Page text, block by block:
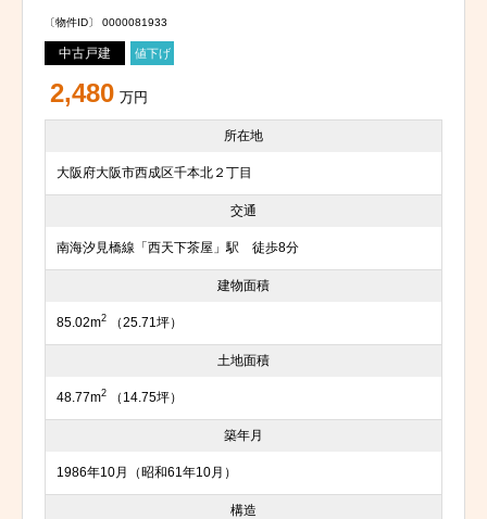
〔物件ID〕 0000081933
中古戸建 値下げ
2,480 万円
所在地
大阪府大阪市西成区千本北２丁目
交通
南海汐見橋線「西天下茶屋」駅 徒歩8分
建物面積
85.02m2 （25.71坪）
土地面積
48.77m2 （14.75坪）
築年月
1986年10月（昭和61年10月）
構造